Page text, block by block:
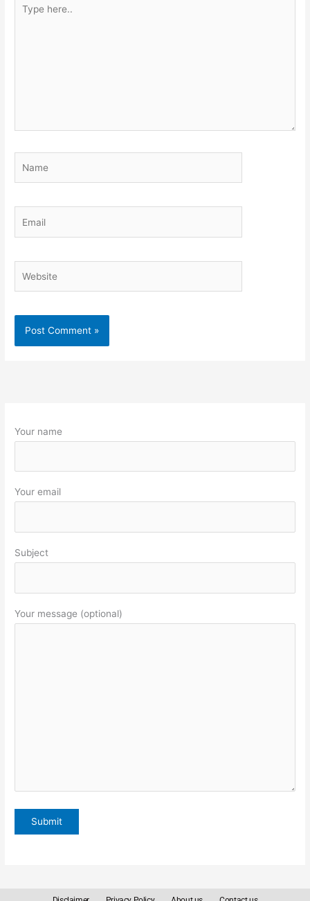
here..
Your name
Your email
Subject
Your message (optional)